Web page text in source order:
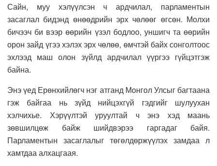
Сайн, муу хэлүүлсэн ч ардчилал, парламентын
засаглал бидэнд өнөөдрийн эрх чөлөөг өгсөн. Молхи
бичээч би вээр өөрийн үзэл бодлоо, уншигч та өөрийн
орон зайд үгээ хэлэх эрх чөлөө, өмчтэй байх сонголтоос
эхлээд маш олон зүйлд ардчилал үүргээ гүйцэтгэж
байна.
Энэ үед Ерөнхийлөгч нэг атганд Монгол Улсыг багтаана
гэж байгаа нь зүйд нийцэхгүй гэдгийг шулуухан
хэлчихье. Хэрүүлтэй уруултай ч энэ хэд маань
зөвшилцөж байж шийдвэрээ гаргадаг байя.
Парламентын засаглалыг төгөлдөржүүлэх замдаа л
хамтдаа алхацгаая.